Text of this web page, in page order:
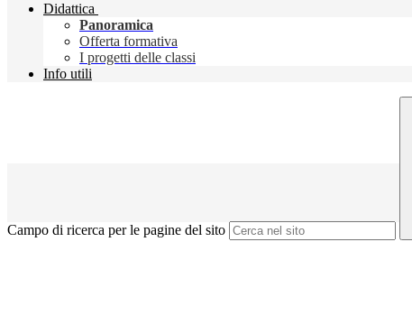
Didattica
Panoramica
Offerta formativa
I progetti delle classi
Info utili
Campo di ricerca per le pagine del sito